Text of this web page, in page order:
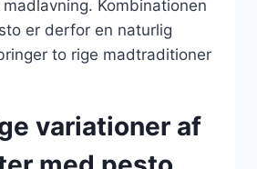
Kombinationen
er derfor en naturlig
to rige madtraditioner
variationer af